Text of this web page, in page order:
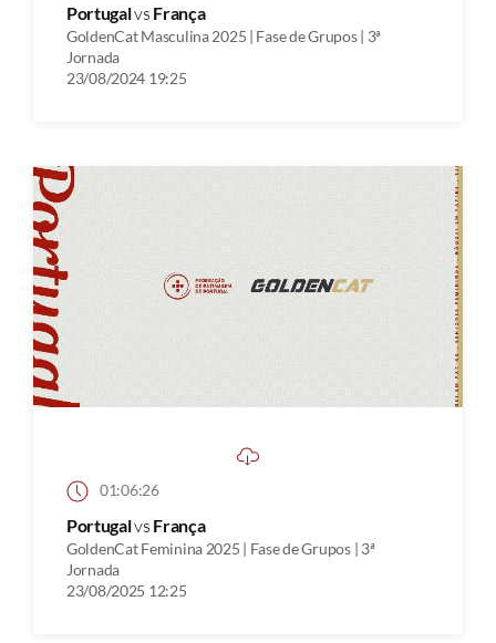
Portugalvs França
GoldenCat Masculina 2025 | Fase de Grupos | 3ª
Jornada
23/08/2024 19:25
01:06:26
Portugalvs França
GoldenCat Feminina 2025 | Fase de Grupos | 3ª
Jornada
23/08/2025 12:25